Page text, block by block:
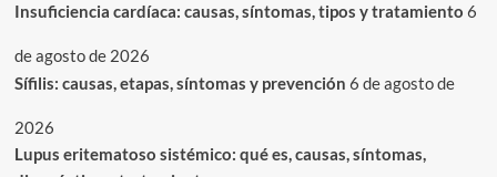
Insuficiencia cardíaca: causas, síntomas, tipos y tratamiento 6
de agosto de 2026
Sífilis: causas, etapas, síntomas y prevención 6 de agosto de
2026
Lupus eritematoso sistémico: qué es, causas, síntomas,